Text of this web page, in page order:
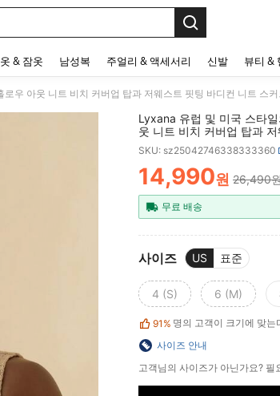
& 잠옷 남성복 주얼리 & 액세서리 신발 뷰티 &
우 아웃 니트 비치 커버업 탑과 저웨스트 핏팅 바디컨 니트 스
Lyxana 유럽 및 미국 스타
웃 니트 비치 커버업 탑과
세트, 봄/여름
SKU: sz25042746338333360
PRICE AND
14,990원 26,490
무료 배송
사이즈 US 표준
4 (S) 6 (M)
91% 명의 고객이 크기에 맞는
사이즈 안내
고객님의 사이즈가 아닌가요? 필